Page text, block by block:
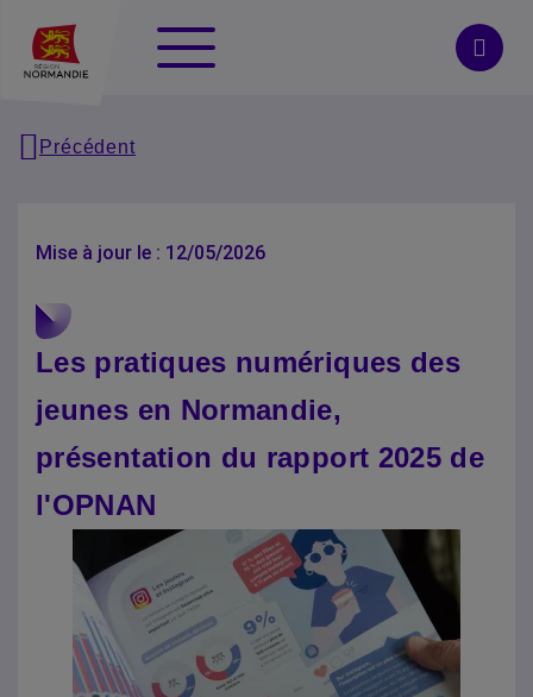
Menu
Précédent
Mise à jour le : 12/05/2026
Les pratiques numériques des
jeunes en Normandie,
présentation du rapport 2025 de
l'OPNAN